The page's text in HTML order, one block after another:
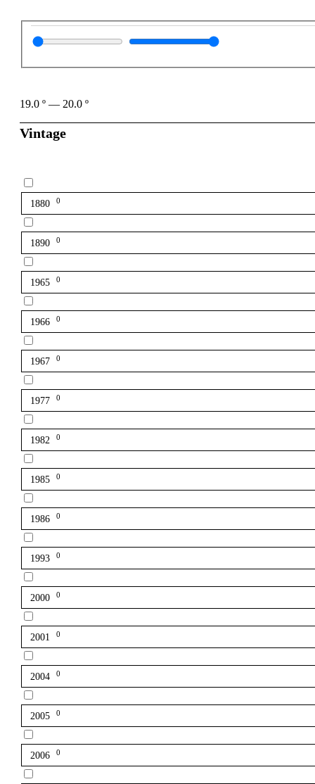
19.0 º — 20.0 º
Vintage
1880 0
1890 0
1965 0
1966 0
1967 0
1977 0
1982 0
1985 0
1986 0
1993 0
2000 0
2001 0
2004 0
2005 0
2006 0